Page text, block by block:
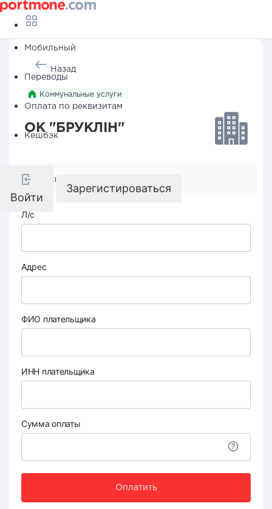
Мобильный
Переводы
Оплата по реквизитам
Кешбэк
Войти
Зарегистироваться
Назад
Коммунальные услуги
ОК "БРУКЛІН"
Реквизиты компании
Л/с
Адрес
ФИО плательщика
ИНН плательщика
Сумма оплаты
Оплатить